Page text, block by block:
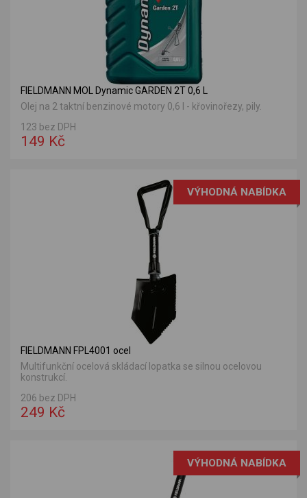
FIELDMANN MOL Dynamic GARDEN 2T 0,6 L
Olej na 2 taktní benzinové motory 0,6 l - křovinořezy, pily.
123 bez DPH
149 Kč
VÝHODNÁ NABÍDKA
FIELDMANN FPL4001 ocel
Multifunkční ocelová skládací lopatka se silnou ocelovou
konstrukcí.
206 bez DPH
249 Kč
VÝHODNÁ NABÍDKA